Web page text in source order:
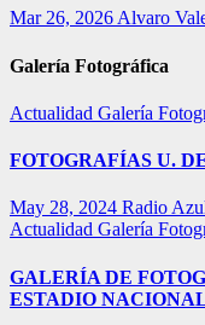
Mar 26, 2026 Alvaro
Galería Fotográfica
Actualidad Galería
FOTOGRAFÍAS U.
May 28, 2024 Radio
Actualidad Galería
GALERÍA DE
ESTADIO